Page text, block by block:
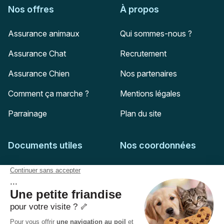
Nos offres
Assurance animaux
Assurance Chat
Assurance Chien
Comment ça marche ?
Parrainage
À propos
Qui sommes-nous ?
Recrutement
Nos partenaires
Mentions légales
Plan du site
Documents utiles
Feuille de soins
Conditions générales
Politique de confidentialité
Nos coordonnées
51-55 rue Hoche
94767
Ivry-sur-Seine
Pas encore client ?